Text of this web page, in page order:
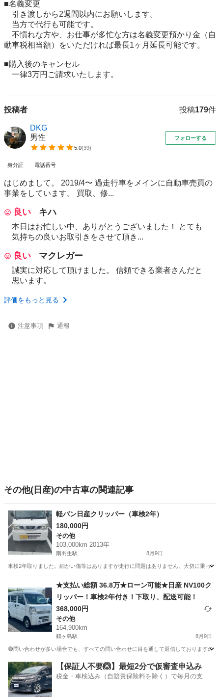
■名義変更
引き渡しから2週間以内にお願いします。
当方で代行も可能です。
不慣れな方や、お仕事が多忙な方は名義変更預かり金（自
動車税相当額）をいただければ最長1ヶ月延長可能です。
■購入後のキャンセル
一律3万円ご請求いたします。
投稿者 投稿179件
DKG
男性
5.0(39)
フォローする
身分証 電話番号
はじめまして。 2019/4〜 過走行車をメインに自動車売買の
事業をしています。 買取、修...
良い キハ
本日はお忙しい中、ありがとうございました！ とても
気持ちの良いお取引きをさせて頂き...
良い マクレガー
誠実に対応して頂けました。 信頼できる業者さんだと
思います。
評価をもっと見る
注意事項 通報
その他(日産)の中古車の関連記事
軽バン日産クリッパー（車検2年）
180,000円
その他
103,000km 2013年
南羽生駅 8月9日
車検2年取りました。細かい傷等はありますが走行に問題はありません。大切に乗っ
南羽生駅 その他
★支払い総額 36.8万★ローン可能★日産 NV100ク
リッパー！車検2年付き！下取り、配送可能！
368,000円
その他
164,900km
鶴ヶ島駅 8月9日
🔴問い合わせが多い場合でも、すべての問い合わせに目を通して返信しております
埼玉 川越市 鶴ヶ島駅 その他 車両
【保証人不要🙆】最短2分で仮審査申込み
税金・車検込み（自賠責保険料を除く）で毎月の支払